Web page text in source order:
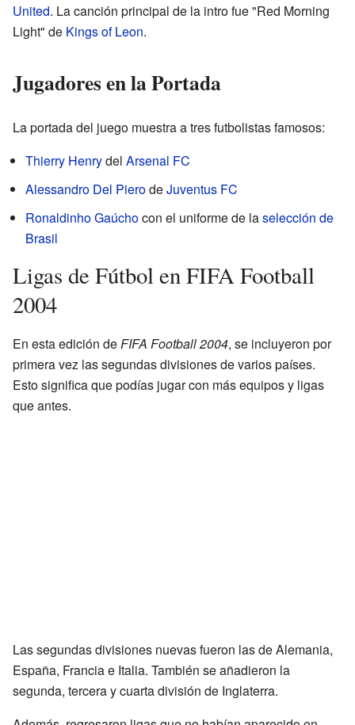
United. La canción principal de la intro fue "Red Morning
Light" de Kings of Leon.
Jugadores en la Portada
La portada del juego muestra a tres futbolistas famosos:
Thierry Henrydel Arsenal FC
Alessandro Del PierodeJuventus FC
Ronaldinho Gaúchocon el uniforme de laselección de
Brasil
Ligas de Fútbol en FIFA Football
2004
En esta edición deFIFA Football 2004, se incluyeron por
primera vez las segundas divisiones de varios países.
Esto significa que podías jugar con más equipos y ligas
que antes.
Las segundas divisiones nuevas fueron las de Alemania,
España, Francia e Italia. También se añadieron la
segunda, tercera y cuarta división de Inglaterra.